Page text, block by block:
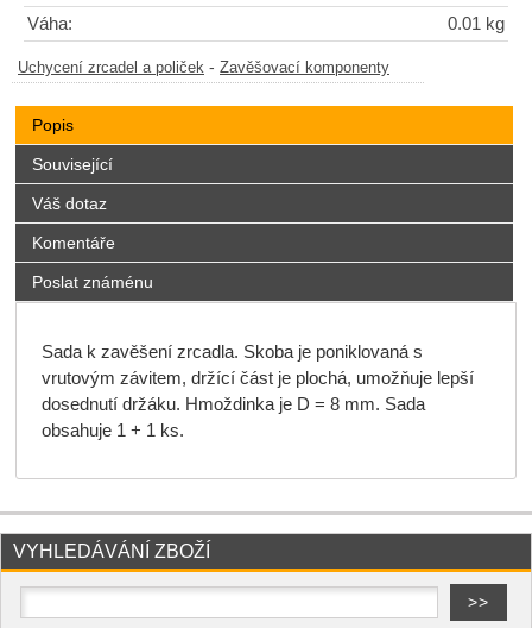
Váha:
0.01 kg
Uchycení zrcadel a poliček - Zavěšovací komponenty
Popis
Související
Váš dotaz
Komentáře
Poslat známénu
Sada k zavěšení zrcadla. Skoba je poniklovaná s
vrutovým závitem, držící část je plochá, umožňuje lepší
dosednutí držáku. Hmoždinka je D = 8 mm. Sada
obsahuje 1 + 1 ks.
VYHLEDÁVÁNÍ ZBOŽÍ